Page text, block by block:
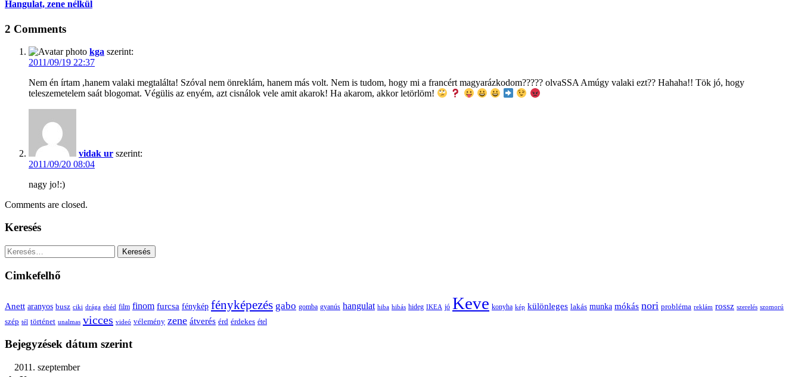
Hangulat, zene nélkül
2 Comments
kga szerint:
2011/09/19 22:37
Nem én írtam ,hanem valaki megtalálta! Szóval nem önreklám, hanem más volt. Nem is tudom, hogy mi a francért magyarázkodom????? olvaSSA Amúgy valaki ezt?? Hahaha!! Tök jó, hogy
teleszemetelem saát blogomat. Végülis az enyém, azt cisnálok vele amit akarok! Ha akarom, akkor letörlöm!
vidak ur szerint:
2011/09/20 08:04
nagy jo!:)
Comments are closed.
Keresés
Keresés:
Cimkefelhő
Anett aranyos busz ciki drága ebéd film finom furcsa fénykép fényképezés gabo gomba gyanús hangulat hiba hibás hideg IKEA jó Keve konyha kép különleges lakás munka mókás nori probléma reklám rossz szerelés szomorú
szép tél történet unalmas vicces videó vélemény zene átverés érd érdekes étel
Bejegyzések dátum szerint
2011. szeptember